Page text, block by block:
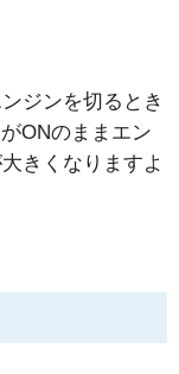
ジンを切るとき
ONのままエン
きくなりますよ